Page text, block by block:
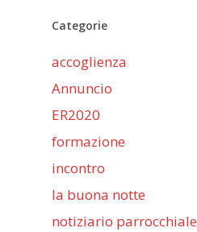
Categorie
accoglienza
Annuncio
ER2020
formazione
incontro
la buona notte
notiziario parrocchiale